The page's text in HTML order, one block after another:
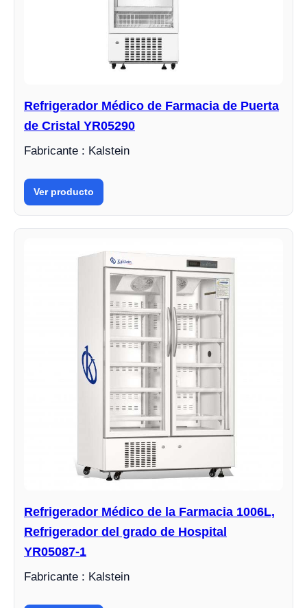
Refrigerador Médico de Farmacia de Puerta
de Cristal YR05290
Fabricante : Kalstein
Ver producto
Refrigerador Médico de la Farmacia 1006L,
Refrigerador del grado de Hospital
YR05087-1
Fabricante : Kalstein